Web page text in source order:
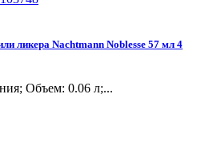
ликера Nachtmann Noblesse 57 мл 4
Объем: 0.06 л;...